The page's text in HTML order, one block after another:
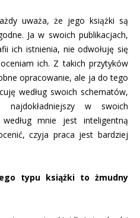
uważa, że jego książki są
Ja w swoich publikacjach,
ich istnienia, nie odwołuję się
ich. Z takich przytyków
opracowanie, ale ja do tego
według swoich schematów,
w swoich
mnie jest inteligentną
czyja praca jest bardziej
typu książki to żmudny